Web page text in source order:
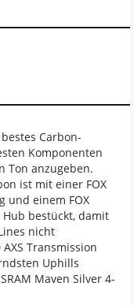
bestes Carbon-
Komponenten
Ton anzugeben.
ist mit einer FOX
und einem FOX
bestückt, damit
nicht
Transmission
Uphills
Maven Silver 4-